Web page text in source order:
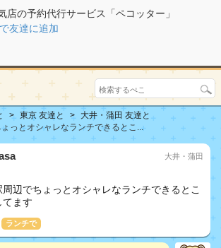
店の予約代行サービス「ペコッター」
友達に追加
東京 友達と
大井・蒲田 友達と
っとオシャレなランチできるとこ...
大井・蒲田
周辺でちょっとオシャレなランチできるとこ
てます
ランチで